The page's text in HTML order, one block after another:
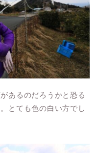
あるのだろうかと恐る
とても色の白い方でし